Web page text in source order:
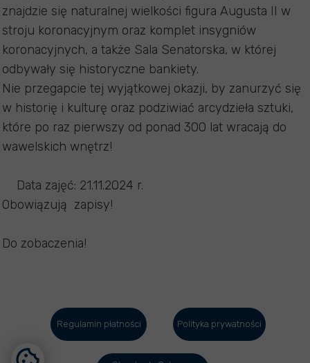
Polityka prywatności
Regulamin płatności
znajdzie się naturalnej wielkości figura Augusta II w
stroju koronacyjnym oraz komplet insygniów
koronacyjnych, a także Sala Senatorska, w której
odbywały się historyczne bankiety.
Nie przegapcie tej wyjątkowej okazji, by zanurzyć się
w historię i kulturę oraz podziwiać arcydzieła sztuki,
które po raz pierwszy od ponad 300 lat wracają do
wawelskich wnętrz!
Data zajęć: 21.11.2024 r.
Obowiązują zapisy!
Do zobaczenia!